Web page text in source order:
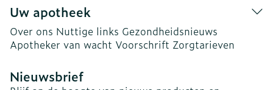
Uw apotheek
Over ons Nuttige links Gezondheidsnieuws
Apotheker van wacht Voorschrift Zorgtarieven
Nieuwsbrief